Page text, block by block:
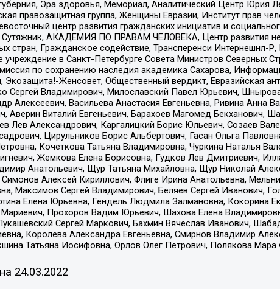
Эра здоровья, Мемориал, Аналитический Центр Юрия
правозащитная группа, Женщины Евразии, Институт прав
центр развития гражданских инициатив и
Сутяжник, АКАДЕМИЯ ПО ПРАВАМ ЧЕЛОВЕКА, Центр развития
стран, Гражданское содействие, Трансперенси Интернешнл-
в Санкт-Петербурге Совета Министров Северных
по сохранению наследия академика Сахарова,
Женсовет, Общественный вердикт, Евразийская
Сергей Владимирович, Милославский Павел Юрьевич,
Васильева Анастасия Евгеньевна, Ривина Анна
Аверин Виталий Евгеньевич, Барахоев Магомед Бекханович,
Александрович, Каргалицкий Борис Юльевич, Созаев
Цирульников Борис Альбертович, Гасан Ольга
Кочеткова Татьяна Владимировна, Чуркина Наталья
Жемкова Елена Борисовна, Гудков Лев Дмитриевич,
Анатольевич, Щур Татьяна Михайловна, Щур Николай
Алексей Кириллович, Флиге Ирина Анатольевна,
Максимов Сергей Владимирович, Беляев Сергей Иванович,
Елена Юрьевна, Гендель Людмила Залмановна, Кокорина
Прохоров Вадим Юрьевич, Шахова Елена
Сергей Маркович, Бахмин Вячеслав Иванович,
Королева Александра Евгеньевна, Смирнов Владимир
Татьяна Иосифовна, Орлов Олег Петрович, Полякова
24.03.2022